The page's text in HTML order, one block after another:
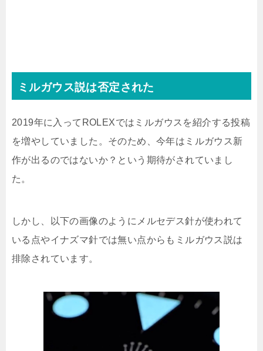
ミルガウス説は否定された
2019年に入ってROLEXではミルガウスを紹介する投稿
を増やしていました。そのため、今年はミルガウス新
作が出るのではないか？という期待がされていまし
た。
しかし、以下の画像のようにメルセデス針が使われて
いる点やイナズマ針では無い点からもミルガウス説は
排除されています。